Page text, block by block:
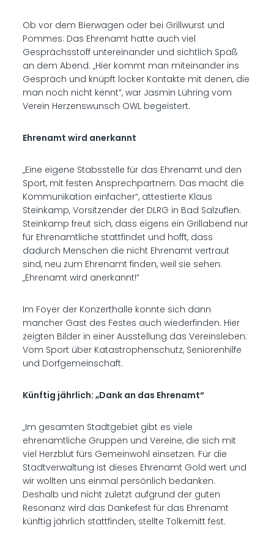
Ob vor dem Bierwagen oder bei Grillwurst und
Pommes: Das Ehrenamt hatte auch viel
Gesprächsstoff untereinander und sichtlich Spaß
an dem Abend. „Hier kommt man miteinander ins
Gespräch und knüpft locker Kontakte mit denen, die
man noch nicht kennt“, war Jasmin Lühring vom
Verein Herzenswunsch OWL begeistert.
Ehrenamt wird anerkannt
„Eine eigene Stabsstelle für das Ehrenamt und den
Sport, mit festen Ansprechpartnern. Das macht die
Kommunikation einfacher“, attestierte Klaus
Steinkamp, Vorsitzender der DLRG in Bad Salzuflen.
Steinkamp freut sich, dass eigens ein Grillabend nur
für Ehrenamtliche stattfindet und hofft, dass
dadurch Menschen die nicht Ehrenamt vertraut
sind, neu zum Ehrenamt finden, weil sie sehen:
„Ehrenamt wird anerkannt!“
Im Foyer der Konzerthalle konnte sich dann
mancher Gast des Festes auch wiederfinden. Hier
zeigten Bilder in einer Ausstellung das Vereinsleben:
Vom Sport über Katastrophenschutz, Seniorenhilfe
und Dorfgemeinschaft.
Künftig jährlich: „Dank an das Ehrenamt“
„Im gesamten Stadtgebiet gibt es viele
ehrenamtliche Gruppen und Vereine, die sich mit
viel Herzblut fürs Gemeinwohl einsetzen. Für die
Stadtverwaltung ist dieses Ehrenamt Gold wert und
wir wollten uns einmal persönlich bedanken.
Deshalb und nicht zuletzt aufgrund der guten
Resonanz wird das Dankefest für das Ehrenamt
künftig jährlich stattfinden, stellte Tolkemitt fest.